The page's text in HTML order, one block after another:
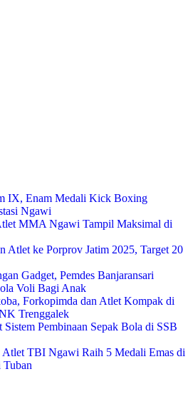
IX, Enam Medali Kick Boxing
Ngawi
MMA Ngawi Tampil Maksimal di
Atlet ke Porprov Jatim 2025, Target 20
Gadget, Pemdes Banjaransari
Voli Bagi Anak
Forkopimda dan Atlet Kompak di
Trenggalek
Pembinaan Sepak Bola di SSB
Atlet TBI Ngawi Raih 5 Medali Emas di
Tuban